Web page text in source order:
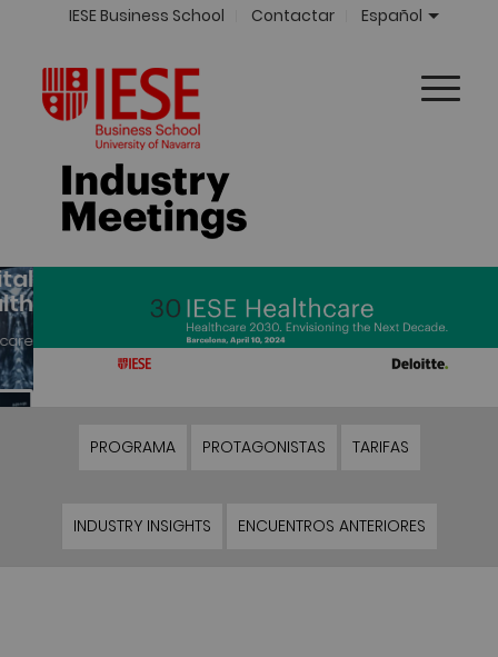
IESE Business School Contactar Español
PROGRAMA PROTAGONISTAS TARIFAS
INDUSTRY INSIGHTS ENCUENTROS ANTERIORES